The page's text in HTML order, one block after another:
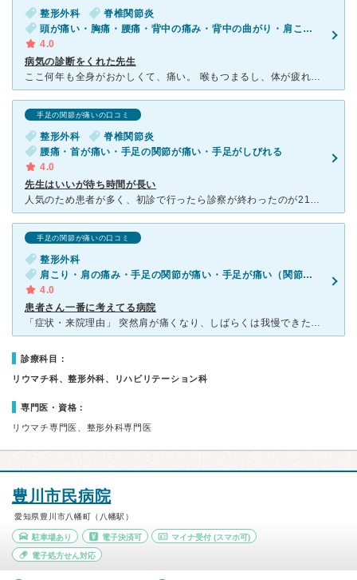
整形外科
脊椎関節炎
頭が痛い・胸痛・腰痛・背中の痛み・背中の曲がり・肩こり・肩の痛み・首が痛い・手足の関節が痛い・手足が痛い（関節を除く）・手足がしびれる・股関節の痛み
4.0
病気の診断をくれた先生
ここ何年も全身がおかしくて、痛い。 喉もつまるし、体が疲れ、力が出ない。 色々な整形外科に行ったが、ストレートネックだとか、筋肉が弱いからだとか、正確な診断名をくれませんでした。 ドクターショッ
手足の関節が痛いの口コミ
整形外科
脊椎関節炎
腰痛・首が痛い・手足の関節が痛い・手足がしびれる
4.0
先生はいいが待ち時間が長い
人気のため患者が多く、初診で行ったら診察が終わったのが21時をすぎていました。午後開始して15分後に受付したのに、です。 看護師さんが問診しにくるので掛けてお待ちくださいと言われてから1時間くらい待
手足の関節が痛いの口コミ
整形外科
肩こり・肩の痛み・手足の関節が痛い・手足が痛い（関節を除く）
4.0
患者さん一番に考えてる病院
「症状・来院理由」 突然肩が痛くなり、しばらくは我慢できたんですが、腫れがひどくなり病院に行きました。 「医師の診断・治療法」 看護婦さんに症状聞かれレントゲンをとり診断の結果は「関節脊椎炎」と
診療科目：
リウマチ科、整形外科、リハビリテーション科
専門医・資格：
リウマチ専門医、整形外科専門医
豊川市民病院
愛知県豊川市八幡町（八幡駅）
駐車場あり 電子決済可 マイナ受付 (スマホ可)
電子処方せん対応